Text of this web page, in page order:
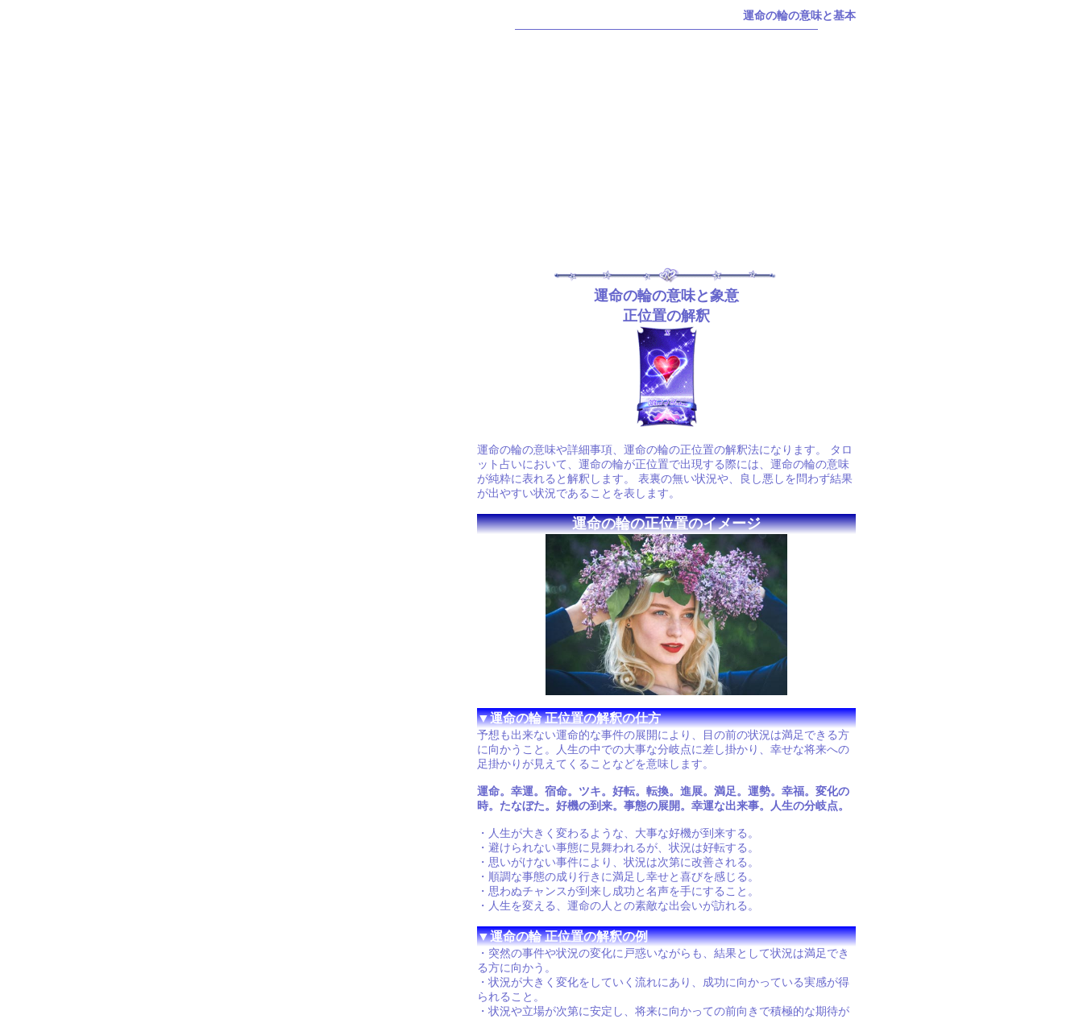
運命の輪の意味と基本
運命の輪の意味と象意
正位置の解釈
運命の輪の意味や詳細事項、運命の輪の正位置の解釈法になります。 タロ
ット占いにおいて、運命の輪が正位置で出現する際には、運命の輪の意味
が純粋に表れると解釈します。 表裏の無い状況や、良し悪しを問わず結果
が出やすい状況であることを表します。
運命の輪の正位置のイメージ
▼運命の輪 正位置の解釈の仕方
予想も出来ない運命的な事件の展開により、目の前の状況は満足できる方
に向かうこと。人生の中での大事な分岐点に差し掛かり、幸せな将来への
足掛かりが見えてくることなどを意味します。
運命。幸運。宿命。ツキ。好転。転換。進展。満足。運勢。幸福。変化の
時。たなぼた。好機の到来。事態の展開。幸運な出来事。人生の分岐点。
・人生が大きく変わるような、大事な好機が到来する。
・避けられない事態に見舞われるが、状況は好転する。
・思いがけない事件により、状況は次第に改善される。
・順調な事態の成り行きに満足し幸せと喜びを感じる。
・思わぬチャンスが到来し成功と名声を手にすること。
・人生を変える、運命の人との素敵な出会いが訪れる。
▼運命の輪 正位置の解釈の例
・突然の事件や状況の変化に戸惑いながらも、結果として状況は満足でき
る方に向かう。
・状況が大きく変化をしていく流れにあり、成功に向かっている実感が得
られること。
・状況や立場が次第に安定し、将来に向かっての前向きで積極的な期待が